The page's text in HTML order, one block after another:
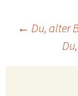
← Du, alter